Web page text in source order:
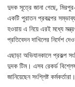
দুদক সূত্রে জানা গেছে,
একটি পুরাতন প্রকল্পের
হওয়ায় এ নিয়ে এরই মধ্যে
প্রতিবেদন দাখিলের নির্দেশ
এছাড়া অভিযানকালে প্রকল্প
দুদক টিম। এসব রেকর্ড
জানিয়েছেন সংশ্লিষ্ট কর্মকর্তারা।